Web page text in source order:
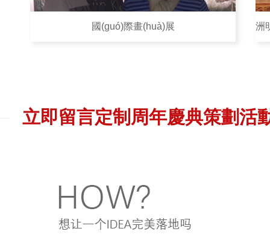
國(guó)際畫(huà)展
立即留言定制周年慶典策劃活